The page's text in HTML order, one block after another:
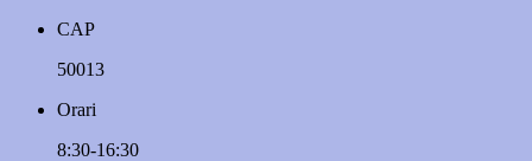
CAP
50013
Orari
8:30-16:30